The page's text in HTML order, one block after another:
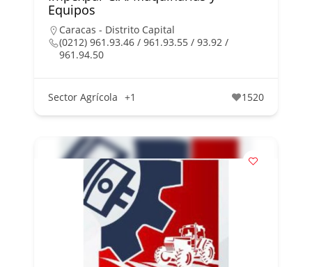
Equipos
Caracas - Distrito Capital
(0212) 961.93.46 / 961.93.55 / 93.92 /
961.94.50
Sector Agrícola +1 1520